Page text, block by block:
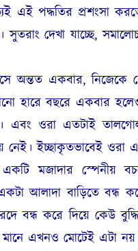
এই পদ্ধতির প্রশংসা
দেখা যাচ্ছে,
অন্তত একবার,
হারে বছরে একবার
এবং ওরা এতটাই
ইচ্ছাকৃতভাবেই ওরা
মজাদার স্পেনীয়
আলাদা বাড়িতে বন্ধ
বন্ধ করে দিয়ে কেউ
মানে এখনও মোটেই এটা